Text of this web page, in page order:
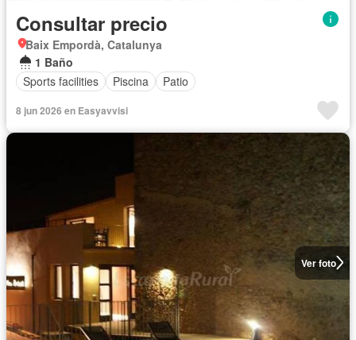
Consultar precio
Baix Empordà, Catalunya
1 Baño
Sports facilities
Piscina Patio
8 jun 2026 en Easyavvisi
Ver foto